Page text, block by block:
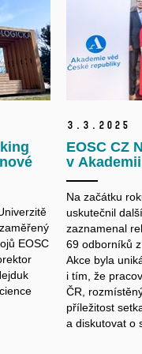
EOSC
3. 3. 2025
EOSC CZ
v
Na začátku
uskutečnil
zaznamenal
69 odborníků
Akce byla
i tím, že
ČR,
příležitost
a diskutovat o